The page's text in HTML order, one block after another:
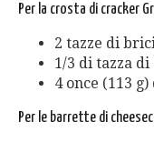
Per la crosta di cracker
2 tazze di
1/3 di tazza
4 once (113
Per le barrette di